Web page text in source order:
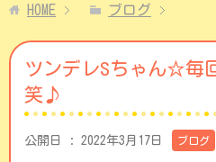
HOME ブログ
ツンデレSちゃん☆毎
笑♪
公開日 : 2022年3月17日 ブログ